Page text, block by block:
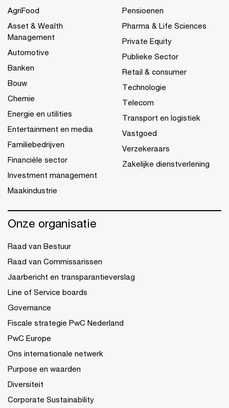
AgriFood
Asset & Wealth
Management
Automotive
Banken
Bouw
Chemie
Energie en utilities
Entertainment en media
Familiebedrijven
Financiële sector
Investment management
Maakindustrie
Pensioenen
Pharma & Life Sciences
Private Equity
Publieke Sector
Retail & consumer
Technologie
Telecom
Transport en logistiek
Vastgoed
Verzekeraars
Zakelijke dienstverlening
Onze organisatie
Raad van Bestuur
Raad van Commissarissen
Jaarbericht en transparantieverslag
Line of Service boards
Governance
Fiscale strategie PwC Nederland
PwC Europe
Ons internationale netwerk
Purpose en waarden
Diversiteit
Corporate Sustainability